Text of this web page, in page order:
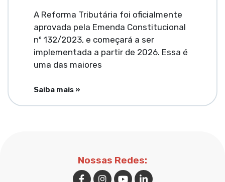
A Reforma Tributária foi oficialmente
aprovada pela Emenda Constitucional
nº 132/2023, e começará a ser
implementada a partir de 2026. Essa é
uma das maiores
Saiba mais »
Nossas Redes: